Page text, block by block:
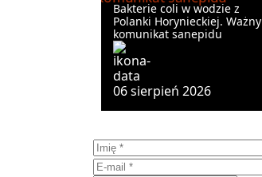
Bakterie coli w wodzie z
Polanki Horynieckiej. Ważny
komunikat sanepidu
06 sierpień 2026